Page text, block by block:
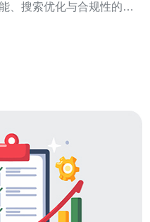
、搜索优化与合规性的影
原生IP通常指由当地运营